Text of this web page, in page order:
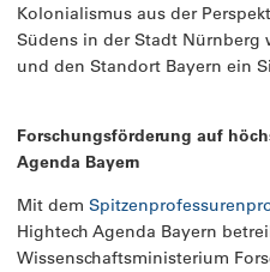
Kolonialismus aus der
Südens in der Stadt Nürnberg
und den Standort Bayern ein
Forschungsförderung auf
Agenda Bayern
Mit dem
Hightech Agenda Bayern
Wissenschaftsministerium